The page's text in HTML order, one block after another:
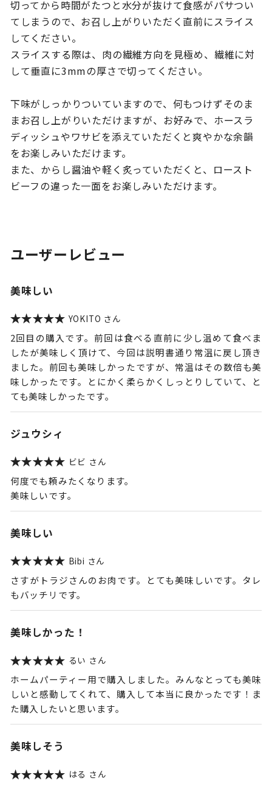
切ってから時間がたつと水分が抜けて食感がパサつい
てしまうので、お召し上がりいただく直前にスライス
してください。
スライスする際は、肉の繊維方向を見極め、繊維に対
して垂直に3mmの厚さで切ってください。
下味がしっかりついていますので、何もつけずそのま
まお召し上がりいただけますが、お好みで、ホースラ
ディッシュやワサビを添えていただくと爽やかな余韻
をお楽しみいただけます。
また、からし醤油や軽く炙っていただくと、ロースト
ビーフの違った一面をお楽しみいただけます。
ユーザーレビュー
美味しい
YOKITO
2回目の購入です。前回は食べる直前に少し温めて食べま
したが美味しく頂けて、今回は説明書通り常温に戻し頂き
ました。前回も美味しかったですが、常温はその数倍も美
味しかったです。とにかく柔らかくしっとりしていて、と
ても美味しかったです。
ジュウシィ
ビビ
何度でも頼みたくなります。
美味しいです。
美味しい
Bibi
さすがトラジさんのお肉です。とても美味しいです。タレ
もバッチリです。
美味しかった！
るい
ホームパーティー用で購入しました。みんなとっても美味
しいと感動してくれて、購入して本当に良かったです！ま
た購入したいと思います。
美味しそう
はる